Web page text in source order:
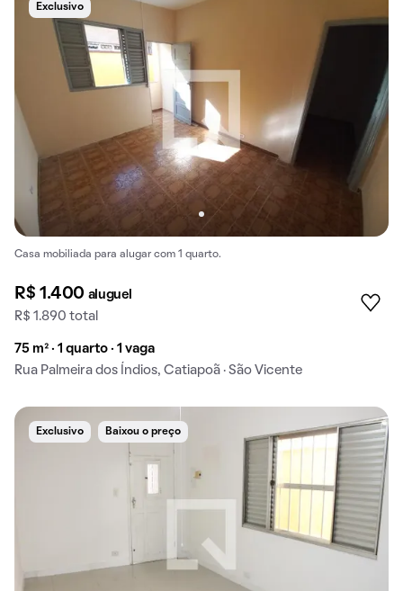
Exclusivo
Casa mobiliada para alugar com 1 quarto.
R$ 1.400 aluguel
R$ 1.890 total
75 m² · 1 quarto · 1 vaga
Rua Palmeira dos Índios, Catiapoã · São Vicente
Exclusivo Baixou o preço